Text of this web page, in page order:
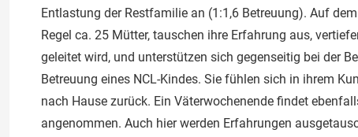
Entlastung der Restfamilie an (1:1,6 Betreuung). Auf
Regel ca. 25 Mütter, tauschen ihre Erfahrung aus,
geleitet wird, und unterstützen sich gegenseitig bei der
Betreuung eines NCL-Kindes. Sie fühlen sich in ihrem
nach Hause zurück. Ein Väterwochenende findet
angenommen. Auch hier werden Erfahrungen